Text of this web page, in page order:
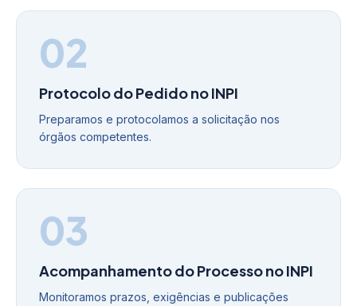
02
Protocolo do Pedido no INPI
Preparamos e protocolamos a solicitação nos
órgãos competentes.
03
Acompanhamento do Processo no INPI
Monitoramos prazos, exigências e publicações